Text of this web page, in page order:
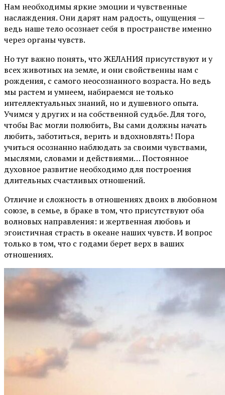
Нам необходимы яркие эмоции и чувственные
наслаждения. Они дарят нам радость, ощущения —
ведь наше тело осознает себя в пространстве именно
через органы чувств.
Но тут важно понять, что ЖЕЛАНИЯ присутствуют и у
всех животных на земле, и они свойственны нам с
рождения, с самого неосознанного возраста. Но ведь
мы растем и умнеем, набираемся не только
интеллектуальных знаний, но и душевного опыта.
Учимся у других и на собственной судьбе. Для того,
чтобы Вас могли полюбить, Вы сами должны начать
любить, заботиться, верить и вдохновлять! Пора
учиться осознанно наблюдать за своими чувствами,
мыслями, словами и действиями… Постоянное
духовное развитие необходимо для построения
длительных счастливых отношений.
Отличие и сложность в отношениях двоих в любовном
союзе, в семье, в браке в том, что присутствуют оба
волновых направления: и жертвенная любовь и
эгоистичная страсть в океане наших чувств. И вопрос
только в том, что с годами берет верх в ваших
отношениях.